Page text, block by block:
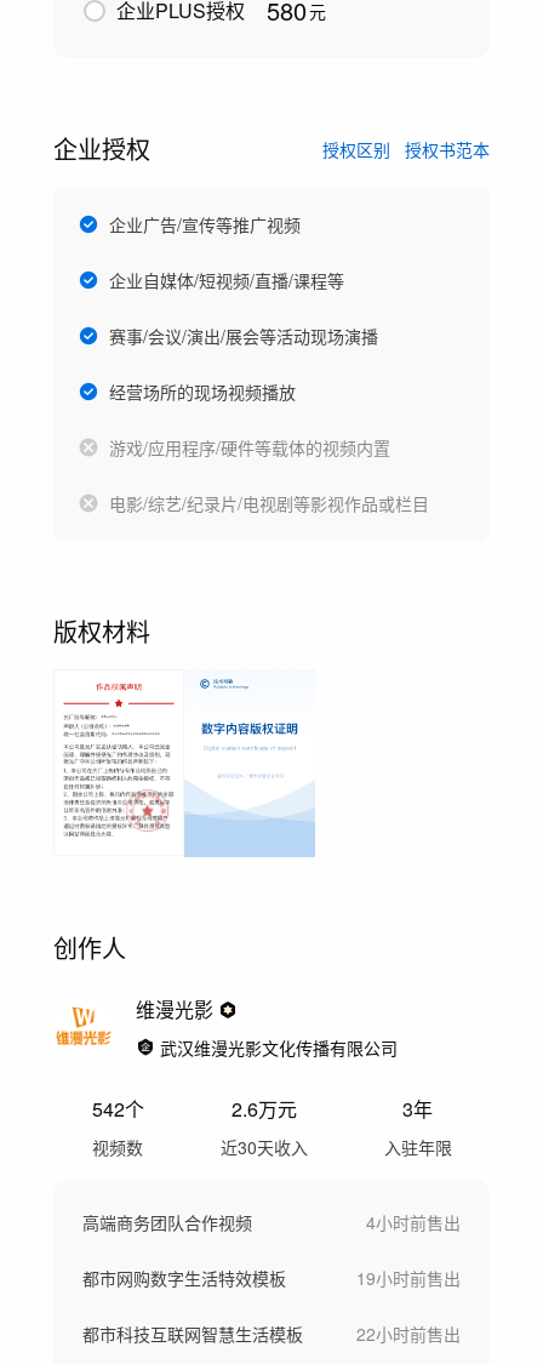
企业PLUS授权 580元
企业授权 授权区别 授权书范本
企业广告/宣传等推广视频
企业自媒体/短视频/直播/课程等
赛事/会议/演出/展会等活动现场演播
经营场所的现场视频播放
游戏/应用程序/硬件等载体的视频内置
电影/综艺/纪录片/电视剧等影视作品或栏目
版权材料
创作人
维漫光影
武汉维漫光影文化传播有限公司
542个
视频数
2.6万元
近30天收入
3年
入驻年限
高端商务团队合作视频 4小时前售出
都市网购数字生活特效模板 19小时前售出
都市科技互联网智慧生活模板 22小时前售出